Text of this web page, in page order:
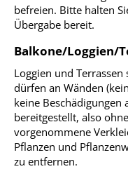
befreien. Bitte halten
Übergabe bereit.
Balkone/Loggien/
Loggien und
dürfen an Wänden
keine
bereitgestellt, also
vorgenommene
Pflanzen und
zu entfernen.